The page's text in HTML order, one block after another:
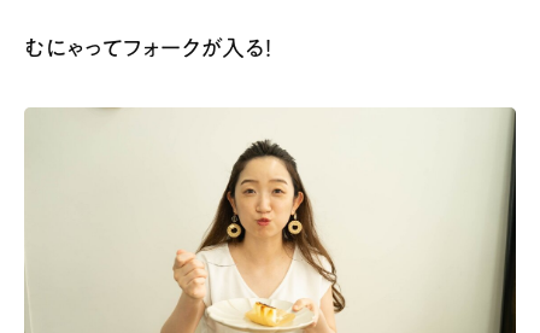
むにゃってフォークが入る！